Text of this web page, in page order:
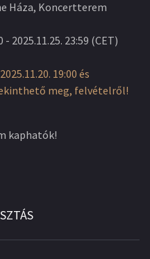
Háza, Koncertterem
- 2025.11.25. 23:59 (CET)
19:00 és
meg, felvételről!
kaphatók!